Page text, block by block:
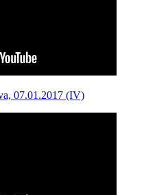
07.01.2017 (IV)